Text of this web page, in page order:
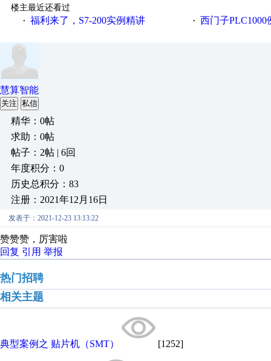
楼主最近还看过
· 福利来了，S7-200实例精讲 · 西门子PLC1000
慧算智能
关注 私信
精华：0帖
求助：0帖
帖子：2帖 | 6回
年度积分：0
历史总积分：83
注册：2021年12月16日
发表于：2021-12-23 13:13:22
赞赞赞，厉害啦
回复 引用 举报
热门招聘
相关主题
典型案例之 贴片机（SMT） [1252]